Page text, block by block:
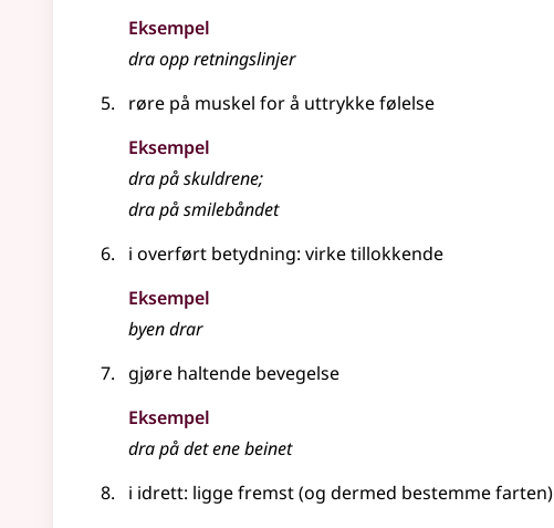
Eksempel
draopp retningslinjer
røre på muskel for å uttrykke følelse
Eksempel
drapå skuldrene;
drapå smilebåndet
i overført betydning: virke tillokkende
Eksempel
byendrar
gjøre haltende bevegelse
Eksempel
drapå det ene beinet
i idrett: ligge fremst (og dermed bestemme farten)